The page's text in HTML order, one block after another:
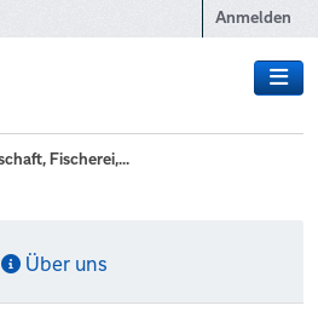
Anmelden
Fischerei,...
Über uns